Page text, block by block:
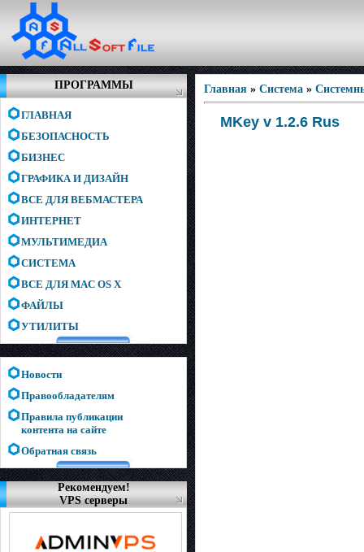
ПРОГРАММЫ
ГЛАВНАЯ
БЕЗОПАСНОСТЬ
БИЗНЕС
ГРАФИКА И ДИЗАЙН
ВСЕ ДЛЯ ВЕБМАСТЕРА
ИНТЕРНЕТ
МУЛЬТИМЕДИА
СИСТЕМА
ВСЕ ДЛЯ MAC OS X
ФАЙЛЫ
УТИЛИТЫ
Новости
Правообладателям
Правила публикации
контента на сайте
Обратная связь
Рекомендуем!
VPS серверы
Главная » Система »
MKey v 1.2.6 Rus